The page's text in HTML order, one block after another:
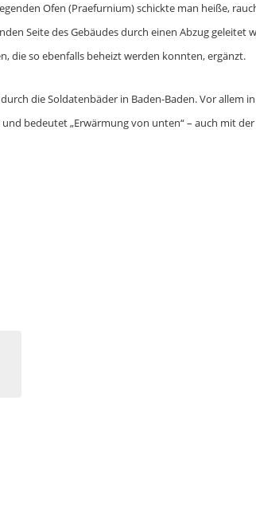
Ofen (Praefurnium) schickte man heiße,
Seite des Gebäudes durch einen Abzug geleitet
die so ebenfalls beheizt werden konnten, ergänzt.
die Soldatenbäder in Baden-Baden. Vor allem
bedeutet „Erwärmung von unten“ – auch mit